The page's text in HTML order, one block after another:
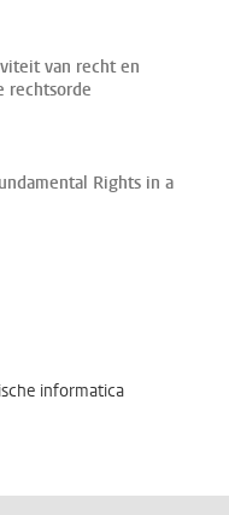
van recht en
rechtsorde
Rights in a
informatica